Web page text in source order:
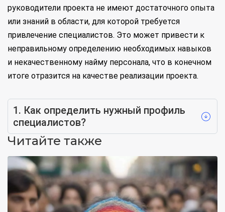
руководители проекта не имеют достаточного опыта
или знаний в области, для которой требуется
привлечение специалистов. Это может привести к
неправильному определению необходимых навыков
и некачественному найму персонала, что в конечном
итоге отразится на качестве реализации проекта.
1. Как определить нужный профиль
специалистов?
Читайте также